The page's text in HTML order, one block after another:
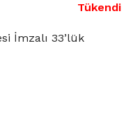
Tükendi
İmzalı 33’lük